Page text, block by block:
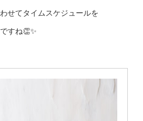
せてタイムスケジュールを
すね👏✨